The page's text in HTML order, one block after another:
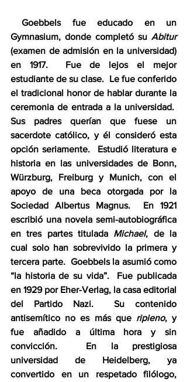
Goebbels fue educado en un
Gymnasium, donde completó su
Abitur
(examen de admisión en la universidad)
en 1917.  Fue de lejos el mejor
estudiante de su clase.  Le fue conferido
el tradicional honor de hablar durante la
ceremonia de entrada a la universidad.
Sus padres querían que fuese un
sacerdote católico, y él consideró esta
opción seriamente.  Estudió literatura e
historia en las universidades de Bonn,
Würzburg, Freiburg y Munich, con el
apoyo de una beca otorgada por la
Sociedad Albertus Magnus.  En 1921
escribió una novela semi-autobiográfica
en tres partes titulada Michael, de la
cual solo han sobrevivido la primera y
tercera parte.  Goebbels la asumió como
“la historia de su vida”.  Fue publicada
en 1929 por Eher-Verlag, la casa editorial
del Partido Nazi.  Su contenido
antisemítico no es más que ripieno, y
fue añadido a última hora y sin
convicción.  En la prestigiosa
universidad de Heidelberg, ya
convertido en un respetado filólogo,